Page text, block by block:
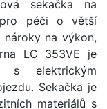
sekačka na
péči o větší
na výkon,
LC 353VE je
s elektrickým
Sekačka je
materiálů s